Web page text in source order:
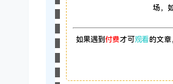
场，
如果遇到付费才可 观看的文章